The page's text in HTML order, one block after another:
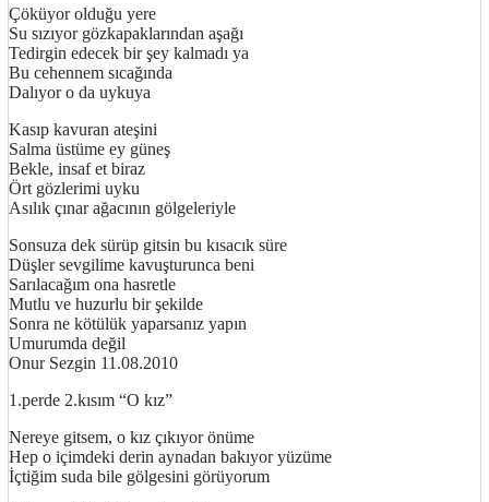
Çöküyor olduğu yere
Su sızıyor gözkapaklarından aşağı
Tedirgin edecek bir şey kalmadı ya
Bu cehennem sıcağında
Dalıyor o da uykuya
Kasıp kavuran ateşini
Salma üstüme ey güneş
Bekle, insaf et biraz
Ört gözlerimi uyku
Asılık çınar ağacının gölgeleriyle
Sonsuza dek sürüp gitsin bu kısacık süre
Düşler sevgilime kavuşturunca beni
Sarılacağım ona hasretle
Mutlu ve huzurlu bir şekilde
Sonra ne kötülük yaparsanız yapın
Umurumda değil
Onur Sezgin 11.08.2010
1.perde 2.kısım “O kız”
Nereye gitsem, o kız çıkıyor önüme
Hep o içimdeki derin aynadan bakıyor yüzüme
İçtiğim suda bile gölgesini görüyorum